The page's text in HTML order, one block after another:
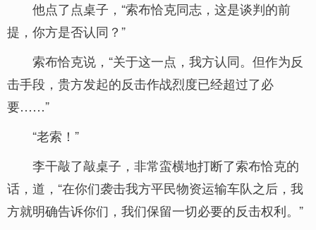
他点了点桌子，“索布恰克同志，这是谈判的前
提，你方是否认同？”
索布恰克说，“关于这一点，我方认同。但作为反
击手段，贵方发起的反击作战烈度已经超过了必
要……”
“老索！”
李干敲了敲桌子，非常蛮横地打断了索布恰克的
话，道，“在你们袭击我方平民物资运输车队之后，我
方就明确告诉你们，我们保留一切必要的反击权利。”